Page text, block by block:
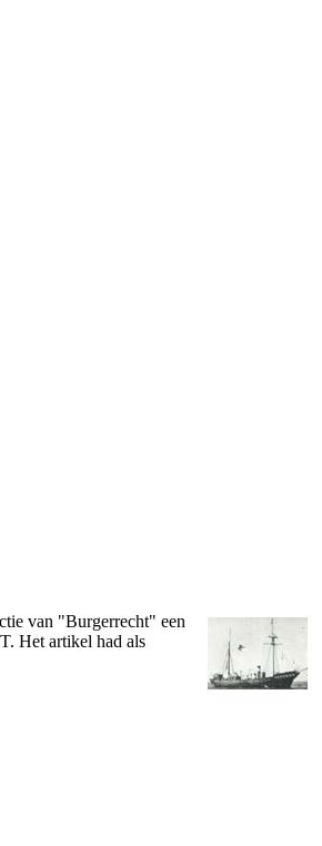
van "Burgerrecht" een
Het artikel had als